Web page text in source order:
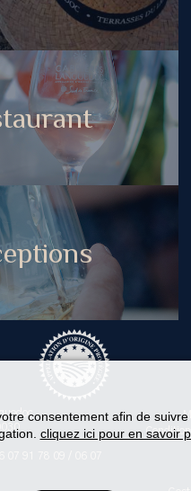
consentement afin de
cliquez ici pour en savoir